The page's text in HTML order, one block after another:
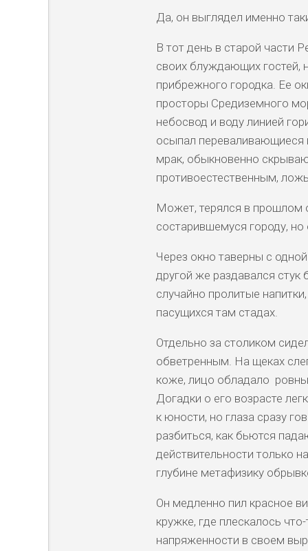
Да, он выглядел именно
В тот день в старой части
своих блуждающих гостей,
прибрежного городка. Ее
просторы Средиземного
небосвод и воду линией
осыпал
мрак, обыкновенно
противоестественным,
Может, терялся в прошлом
состарившемуся городу,
Через окно таверны с
другой же раздавался
случайно пролитые
пасущихся там стадах.
Отдельно за столиком
обветренным. На щеках
коже, лицо обладало
Догадки о его возрасте
к юности, но глаза сразу
разбиться, как бьются
действительности только
глубине метафизику
Он медленно пил красное
кружке, где плескалось
напряженности в своем